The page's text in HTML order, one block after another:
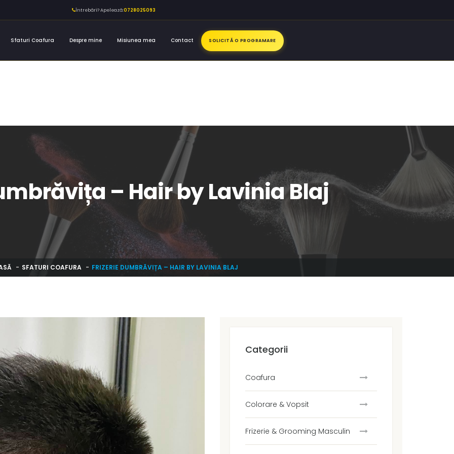
Întrebări? Apelează:0728025093
Sfaturi Coafura Despre mine Misiunea mea Contact SOLICITĂ O PROGRAMARE
– Hair by Lavinia Blaj
SFATURI COAFURA FRIZERIE DUMBRĂVIȚA – HAIR BY LAVINIA BLAJ
Categorii
Coafura
Colorare & Vopsit
Frizerie & Grooming Masculin